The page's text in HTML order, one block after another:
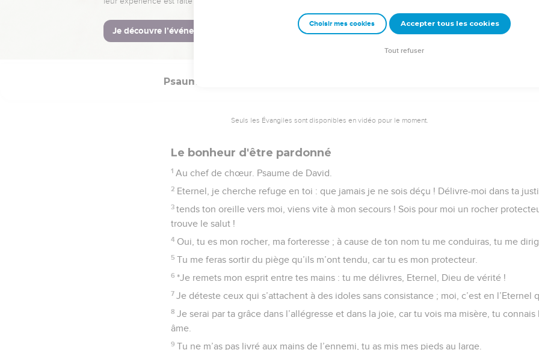
Et tu as changé mes lamentations en allégresse, tu m’as retiré mes habits de deuil
de fête.
Ainsi mon cœur chante tes louanges et ne reste pas muet. Eternel, mon Dieu, je te
Psaumes
Seuls les Évangiles sont disponibles en vidéo pour le moment.
Le bonheur d'être pardonné
1 Au chef de chœur. Psaume de David.
2 Eternel, je cherche refuge en toi : que jamais je ne sois déçu ! Délivre-moi dans ta
3 tends ton oreille vers moi, viens vite à mon secours ! Sois pour moi un rocher
trouve le salut !
4 Oui, tu es mon rocher, ma forteresse ; à cause de ton nom tu me conduiras, tu me
5 Tu me feras sortir du piège qu’ils m’ont tendu, car tu es mon protecteur.
6 *Je remets mon esprit entre tes mains : tu me délivres, Eternel, Dieu de vérité !
7 Je déteste ceux qui s’attachent à des idoles sans consistance ; moi, c’est en l’Eternel
8 Je serai par ta grâce dans l’allégresse et dans la joie, car tu vois ma misère, tu
âme.
9 Tu ne m’as pas livré aux mains de l’ennemi, tu as mis mes pieds au large.
Choisir mes cookies Accepter tous les cookies
Tout refuser